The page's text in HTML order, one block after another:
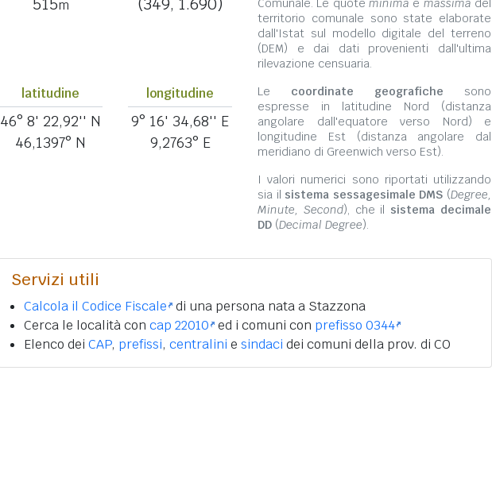
m
Comunale. Le quote minima e massima del
territorio comunale sono state elaborate
dall'Istat sul modello digitale del terreno
(DEM) e dai dati provenienti dall'ultima
rilevazione censuaria.
latitudine
46° 8' 22,92'' N
46,1397° N
longitudine
9° 16' 34,68'' E
9,2763° E
Le coordinate geografiche sono
espresse in latitudine Nord (distanza
angolare dall'equatore verso Nord) e
longitudine Est (distanza angolare dal
meridiano di Greenwich verso Est).
I valori numerici sono riportati utilizzando
sia il sistema sessagesimale DMS (Degree,
Minute, Second), che il sistema decimale
DD (Decimal Degree).
Servizi utili
Calcola il Codice Fiscale di una persona nata a Stazzona
Cerca le località con cap 22010 ed i comuni con prefisso 0344
Elenco dei CAP, prefissi, centralini e sindaci dei comuni della prov. di CO